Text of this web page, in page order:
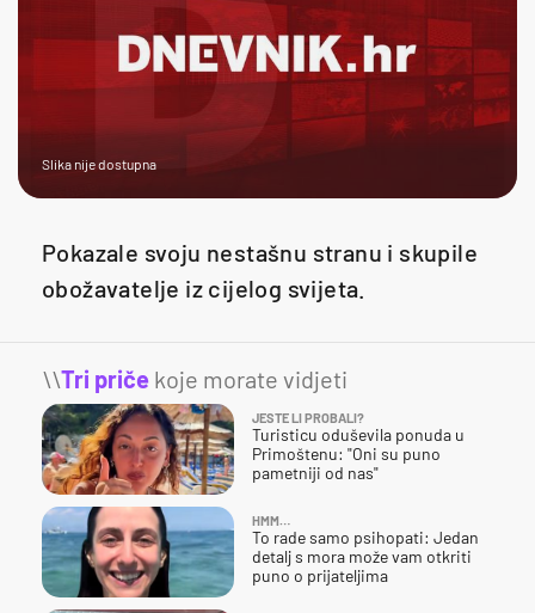
Slika nije dostupna
Pokazale svoju nestašnu stranu i skupile
obožavatelje iz cijelog svijeta.
\\Tri priče koje morate vidjeti
JESTE LI PROBALI?
Turisticu oduševila ponuda u
Primoštenu: "Oni su puno
pametniji od nas"
HMM…
To rade samo psihopati: Jedan
detalj s mora može vam otkriti
puno o prijateljima